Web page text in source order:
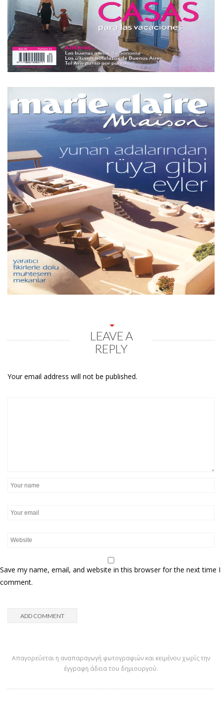
LEAVE A
REPLY
Your email address will not be published.
Save my name, email, and website in this browser for the next time I
comment.
Απαγορεύεται η αναπαραγωγή φωτογραφιών και κειμένου χωρίς την
έγγραφη άδεια του δημιουργού.